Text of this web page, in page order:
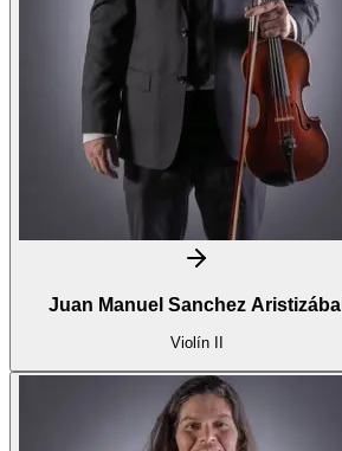
Juan Manuel Sanchez Aristizábal
Violín II